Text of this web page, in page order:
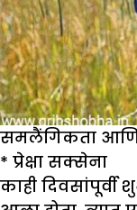
समलैंगिकता
* प्रेक्षा सक्सेना
काही दिवसांपूर्वी